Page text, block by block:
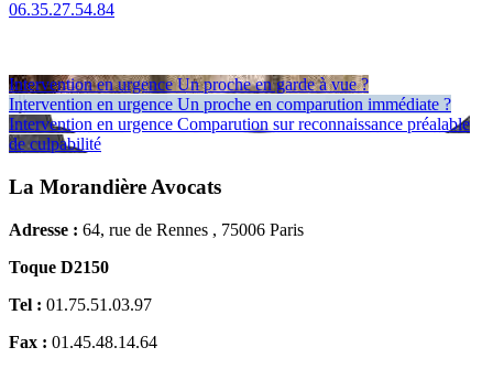
06.35.27.54.84
Intervention en urgence Un proche en garde à vue ?
Intervention en urgence Un proche en comparution immédiate ?
Intervention en urgence Comparution sur reconnaissance préalable
de culpabilité
La Morandière Avocats
Adresse : 64, rue de Rennes , 75006 Paris
Toque D2150
Tel : 01.75.51.03.97
Fax : 01.45.48.14.64